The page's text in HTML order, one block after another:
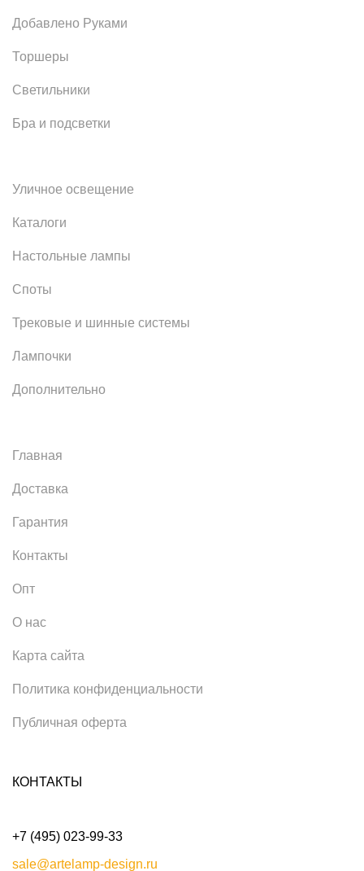
Добавлено Руками
Торшеры
Светильники
Бра и подсветки
Уличное освещение
Каталоги
Настольные лампы
Споты
Трековые и шинные системы
Лампочки
Дополнительно
Главная
Доставка
Гарантия
Контакты
Опт
О нас
Карта сайта
Политика конфиденциальности
Публичная оферта
КОНТАКТЫ
+7 (495) 023-99-33
sale@artelamp-design.ru